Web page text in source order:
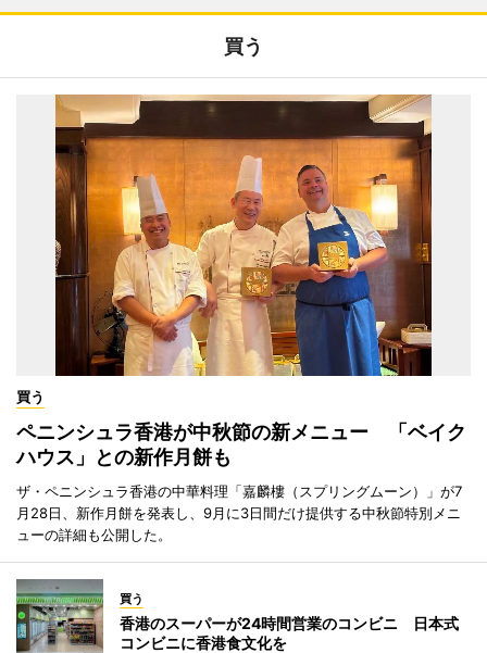
買う
買う
ペニンシュラ香港が中秋節の新メニュー 「ベイク
ハウス」との新作月餅も
ザ・ペニンシュラ香港の中華料理「嘉麟樓（スプリングムーン）」が7
月28日、新作月餅を発表し、9月に3日間だけ提供する中秋節特別メニ
ューの詳細も公開した。
買う
香港のスーパーが24時間営業のコンビニ 日本式
コンビニに香港食文化を